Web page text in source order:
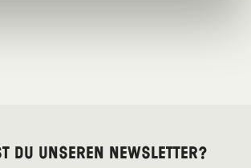
du unseren Newsletter?